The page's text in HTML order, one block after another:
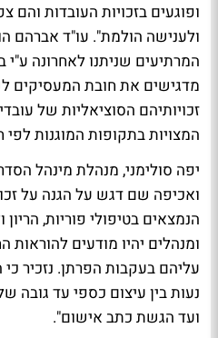
ופוגעים בזכויות העובדות והם
ולענישה הולמת". עו"ד אברהם
המרתיעים שניתנו לאחרונה ע"י
מדגישים את חובת המעסיקים
זכויותיהם הסוציאליות של
המצויות בתקופות המוגנות
יפה סולימני, מנהלת מינהל
ואכיפה שם דגש על הגנה על
הנמצאים בטיפולי פוריות,
ומנהלים יהיו מודעים להוראות
עליהם בעקבות הפרתן. נזכיר
ועד הגשת כתב אישום".